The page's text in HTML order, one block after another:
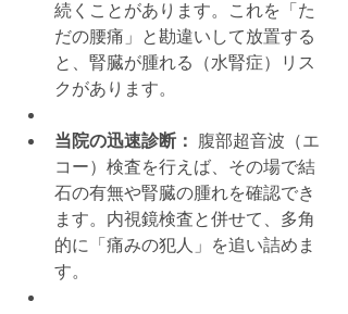
続くことがあります。これを「た
だの腰痛」と勘違いして放置する
と、腎臓が腫れる（水腎症）リス
クがあります。
当院の迅速診断：
腹部超音波（エ
コー）検査を行えば、その場で結
石の有無や腎臓の腫れを確認でき
ます。内視鏡検査と併せて、多角
的に「痛みの犯人」を追い詰めま
す。